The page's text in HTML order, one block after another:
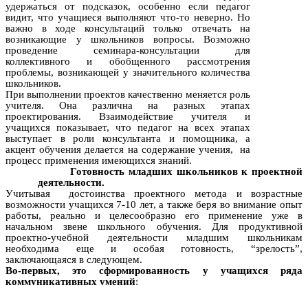
удержаться от подсказок, особенно если педагог
видит, что учащиеся выполняют что-то неверно. Но
важно в ходе консультаций только отвечать на
возникающие у школьников вопросы. Возможно
проведение семинара-консультации для
коллективного и обобщенного рассмотрения
проблемы, возникающей у значительного количества
школьников.
При выполнении проектов качественно меняется роль
учителя. Она различна на разных этапах
проектирования. Взаимодействие учителя и
учащихся показывает, что педагог на всех этапах
выступает в роли консультанта и помощника, а
акцент обучения делается на содержание учения, на
процесс применения имеющихся знаний.
Готовность младших школьников к проектной
деятельности.
Учитывая достоинства проектного метода и возрастные
возможности учащихся 7-10 лет, а также беря во внимание опыт
работы, реально и целесообразно его применение уже в
начальном звене школьного обучения. Для продуктивной
проектно-учебной деятельности младшим школьникам
необходима еще и особая готовность, “зрелость”,
заключающаяся в следующем.
Во-первых, это сформированность у учащихся ряда
коммуникативных умений: